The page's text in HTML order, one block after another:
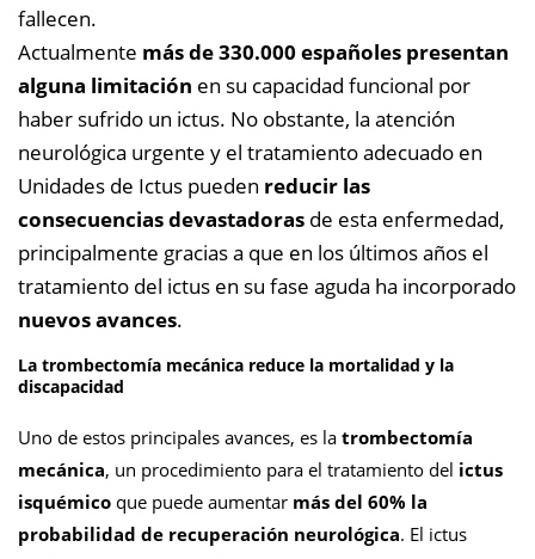
fallecen.
Actualmente más de 330.000 españoles presentan
alguna limitación en su capacidad funcional por
haber sufrido un ictus. No obstante, la atención
neurológica urgente y el tratamiento adecuado en
Unidades de Ictus pueden reducir las
consecuencias devastadoras de esta enfermedad,
principalmente gracias a que en los últimos años el
tratamiento del ictus en su fase aguda ha incorporado
nuevos avances.
La trombectomía mecánica reduce la mortalidad y la
discapacidad
Uno de estos principales avances, es la trombectomía
mecánica, un procedimiento para el tratamiento del ictus
isquémico que puede aumentar más del 60% la
probabilidad de recuperación neurológica. El ictus